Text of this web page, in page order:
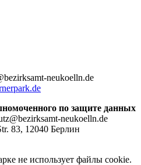
neukoelln.de
по защите данных
neukoelln.de
83, 12040 Берлин
не использует файлы cookie.